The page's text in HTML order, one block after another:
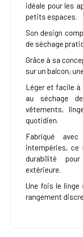
idéale pour les
petits espaces.
Son design
de séchage
Grâce à sa
sur un balcon,
Léger et facile
au séchage
vêtements,
quotidien.
Fabriqué
intempéries, ce
durabilité
extérieure.
Une fois le
rangement